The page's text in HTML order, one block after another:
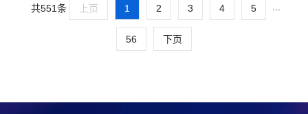
艳艳同志始终以共产党员的标准严格要求自己，把党性
修养融入教育教学、科研探索与学生培养的全过程，围
绕社会保障、基层治理等方向持续深耕，在平凡岗位上
默默耕耘，以实际行动诠释着新时代青年党员教师的责
共551条 上页 1 2 3 4 5 ...
56 下页